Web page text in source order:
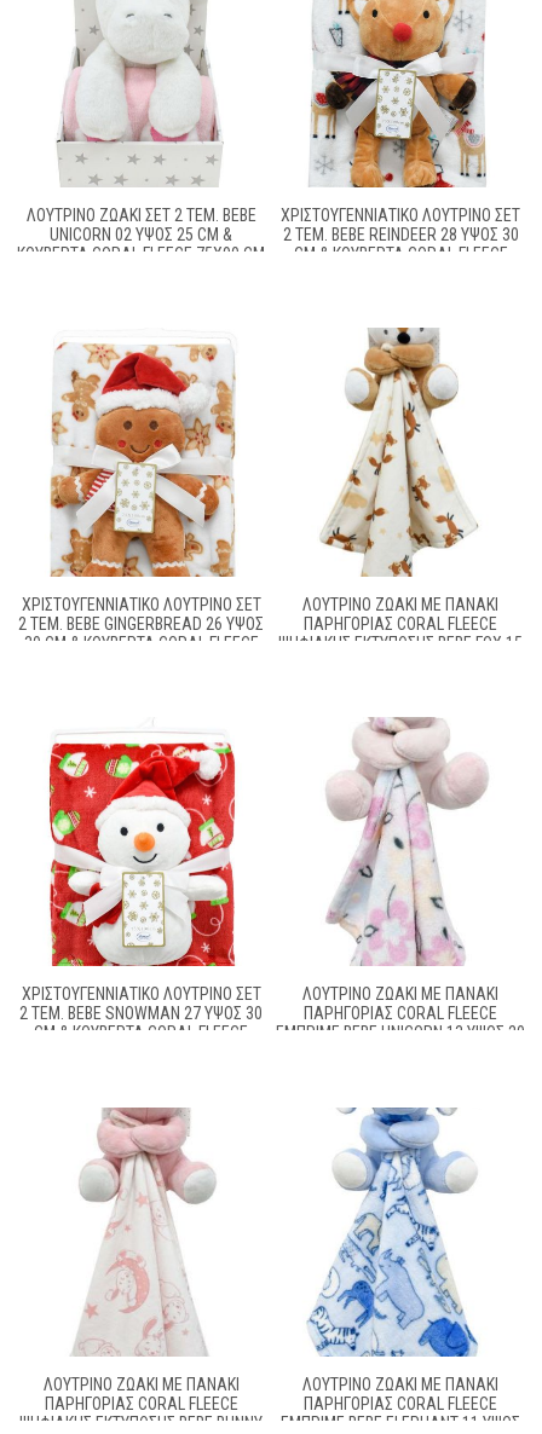
ΛΟΎΤΡΙΝΟ ΖΩΆΚΙ ΣΕΤ 2 ΤΕΜ. BEBE
UNICORN 02 ΎΨΟΣ 25 CM &
ΚΟΥΒΈΡΤΑ CORAL FLEECE 75X90 CM
ΧΡΙΣΤΟΥΓΕΝΝΙΆΤΙΚΟ ΛΟΎΤΡΙΝΟ ΣΕΤ
2 ΤΕΜ. BEBE REINDEER 28 ΎΨΟΣ 30
CM & ΚΟΥΒΈΡΤΑ CORAL FLEECE
ΧΡΙΣΤΟΥΓΕΝΝΙΆΤΙΚΟ ΛΟΎΤΡΙΝΟ ΣΕΤ
2 ΤΕΜ. BEBE GINGERBREAD 26 ΎΨΟΣ
30 CM & ΚΟΥΒΈΡΤΑ CORAL FLEECE
ΛΟΎΤΡΙΝΟ ΖΩΆΚΙ ΜΕ ΠΑΝΆΚΙ
ΠΑΡΗΓΟΡΊΑΣ CORAL FLEECE
ΨΗΦΙΑΚΉΣ ΕΚΤΎΠΩΣΗΣ BEBE FOX 15
ΧΡΙΣΤΟΥΓΕΝΝΙΆΤΙΚΟ ΛΟΎΤΡΙΝΟ ΣΕΤ
2 ΤΕΜ. BEBE SNOWMAN 27 ΎΨΟΣ 30
CM & ΚΟΥΒΈΡΤΑ CORAL FLEECE
ΛΟΎΤΡΙΝΟ ΖΩΆΚΙ ΜΕ ΠΑΝΆΚΙ
ΠΑΡΗΓΟΡΊΑΣ CORAL FLEECE
ΕΜΠΡΙΜΈ BEBE UNICORN 13 ΎΨΟΣ 20
ΛΟΎΤΡΙΝΟ ΖΩΆΚΙ ΜΕ ΠΑΝΆΚΙ
ΠΑΡΗΓΟΡΊΑΣ CORAL FLEECE
ΨΗΦΙΑΚΉΣ ΕΚΤΎΠΩΣΗΣ BEBE BUNNY
ΛΟΎΤΡΙΝΟ ΖΩΆΚΙ ΜΕ ΠΑΝΆΚΙ
ΠΑΡΗΓΟΡΊΑΣ CORAL FLEECE
ΕΜΠΡΙΜΈ BEBE ELEPHANT 11 ΎΨΟΣ